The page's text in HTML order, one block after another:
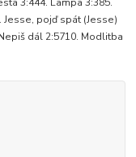
pojď spát (Jesse)
dál 2:5710. Modlitba